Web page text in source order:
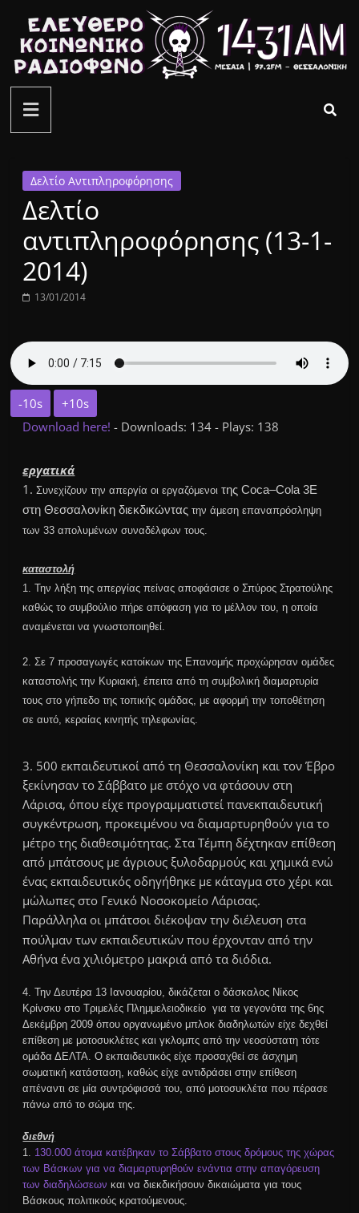
περιεχόμενο
ελεύθερο
κοινωνικό
ραδιόφωνο
1431AM
Δελτίο Αντιπληροφόρησης
Δελτίο
αντιπληροφόρησης (13-1-
2014)
13/01/2014
-10s
+10s
Download here!- Downloads: 134 - Plays: 138
εργατικά
1.Συνεχίζουν την απεργία οι εργαζόμενοιτηςCoca–Cola 3Ε
στη Θεσσαλονίκη διεκδικώνταςτην άμεση επαναπρόσληψη
των 33 απολυμένων συναδέλφων τους.
καταστολή
1.Την λήξη της απεργίας πείνας αποφάσισε ο ΣπύροςΣτρατούλης
καθώς το συμβούλιο πήρε απόφαση για το μέλλον του, η οποία
αναμένεται να γνωστοποιηθεί.
2. Σε 7 προσαγωγές κατοίκων της Επανομής προχώρησαν ομάδες
καταστολής την Κυριακή, έπειτα από τη συμβολική διαμαρτυρία
τους στο γήπεδο της τοπικής ομάδας, με αφορμή την τοποθέτηση
σε αυτό, κεραίας κινητής τηλεφωνίας.
3. 500 εκπαιδευτικοί από τη Θεσσαλονίκη και τον Έβρο
ξεκίνησαν το Σάββατο με στόχο να φτάσουν στη
Λάρισα, όπου είχε προγραμματιστείπανεκπαιδευτική
συγκέντρωση, προκειμένου να διαμαρτυρηθούν για το
μέτρο της διαθεσιμότητας. Στα Τέμπη δέχτηκαν επίθεση
από μπάτσους με άγριους ξυλοδαρμούς και χημικά ενώ
ένας εκπαιδευτικός οδηγήθηκε με κάταγμα στο χέρι και
μώλωπες στο Γενικό Νοσοκομείο Λάρισας.
Παράλληλα οι μπάτσοι διέκοψαν την διέλευση στα
πούλμαν των εκπαιδευτικών που έρχονταν από την
Αθήνα ένα χιλιόμετρο μακριά από τα διόδια.
4. Την Δευτέρα 13 Ιανουαρίου, δικάζεται ο δάσκαλος Nίκος
Kρίνσκυ στο Τριμελές Πλημμελειοδικείο για τα γεγονότα της 6ης
Δεκέμβρη 2009 όπου οργανωμένο μπλοκ διαδηλωτών είχε δεχθεί
επίθεση με μοτοσυκλέτες και γκλομπς από την νεοσύστατη τότε
ομάδαΔΕΛΤΑ. Ο εκπαιδευτικός είχε προσαχθεί σε άσχημη
σωματική κατάσταση, καθώς είχε αντιδράσει στην επίθεση
απέναντι σε μίασυντρόφισσά του, από μοτοσυκλέτα που πέρασε
πάνω από το σώμα της.
διεθνή
1. 130.000 άτομα κατέβηκαν το Σάββατο στους δρόμους της χώρας
των Βάσκων για να διαμαρτυρηθούν ενάντια στην απαγόρευση
των διαδηλώσεων και να διεκδικήσουν δικαιώματα για τους
Βάσκους πολιτικούς κρατούμενους.